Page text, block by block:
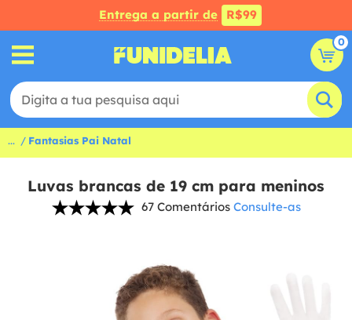
Entrega a partir de R$99
0
... Fantasias Pai Natal
Luvas brancas de 19 cm para meninos
67 Comentários Consulte-as